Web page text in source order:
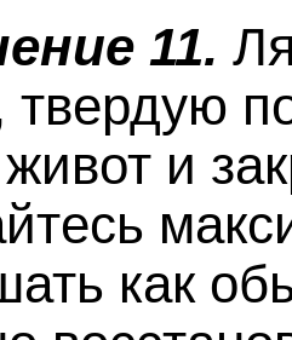
11.
твердую
и
как